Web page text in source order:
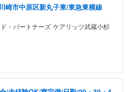
崎市中原区新丸子東/東急東横線
・パートナーズ ケアリッツ武蔵小杉